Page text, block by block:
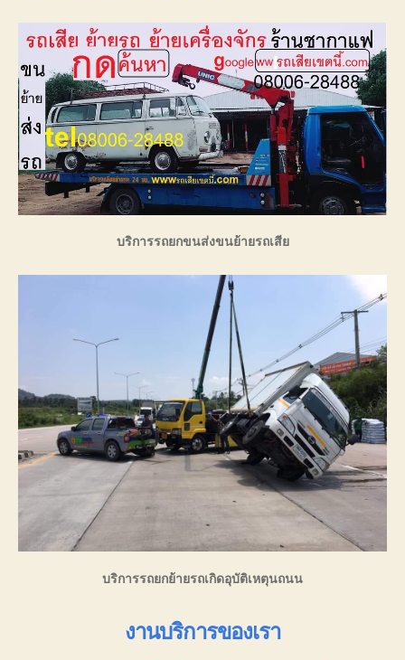
บริการรถยกขนส่งขนย้ายรถเสีย
บริการรถยกย้ายรถเกิดอุบัติเหตุนถนน
งานบริการของเรา